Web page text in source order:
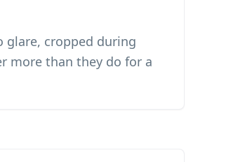
glare, cropped during
more than they do for a